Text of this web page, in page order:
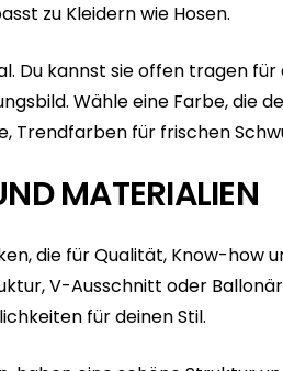
zu Kleidern wie Hosen.
Du kannst sie offen tragen für
Wähle eine Farbe, die
Trendfarben für frischen
MATERIALIEN
die für Qualität, Know-how
V-Ausschnitt oder
für deinen Stil.